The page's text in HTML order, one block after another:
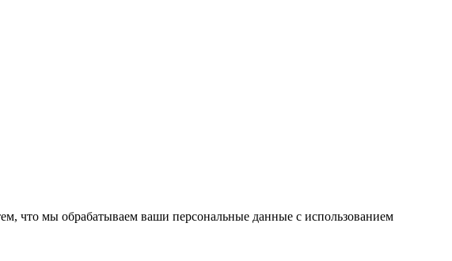
что мы обрабатываем ваши персональные данные с использованием